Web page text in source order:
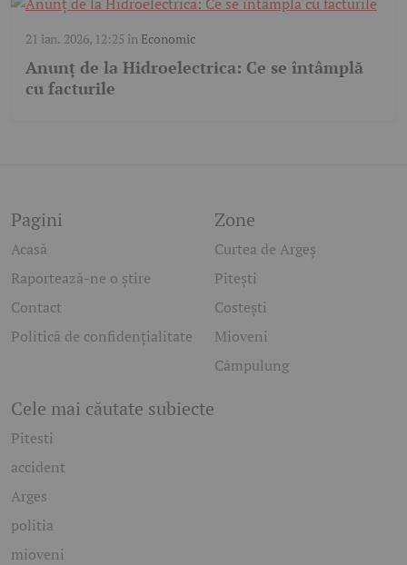
21 ian. 2026, 12:25 în Economic
Anunț de la Hidroelectrica: Ce se întâmplă
cu facturile
Pagini
Acasă
Raportează-ne o știre
Contact
Politică de confidențialitate
Zone
Curtea de Argeș
Pitești
Costești
Mioveni
Câmpulung
Cele mai căutate subiecte
Pitesti
accident
Arges
politia
mioveni